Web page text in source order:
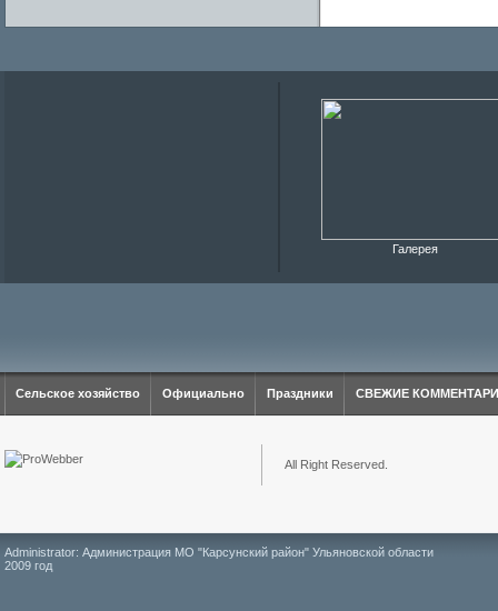
Галерея
Сельское хозяйство Официально Праздники СВЕЖИЕ
All Right Reserved.
Administrator: Администрация МО "Карсунский район" Ульяновской области
2009 год